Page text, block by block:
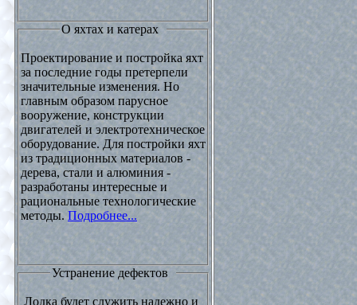
О яхтах и катерах
Проектирование и постройка яхт
за последние годы претерпели
значительные изменения. Но
главным образом парусное
вооружение, конструкции
двигателей и электротехническое
оборудование. Для постройки яхт
из традиционных материалов -
дерева, стали и алюминия -
разработаны интересные и
рациональные технологические
методы.Подробнее...
Устранение дефектов
Лодка будет служить надежно и